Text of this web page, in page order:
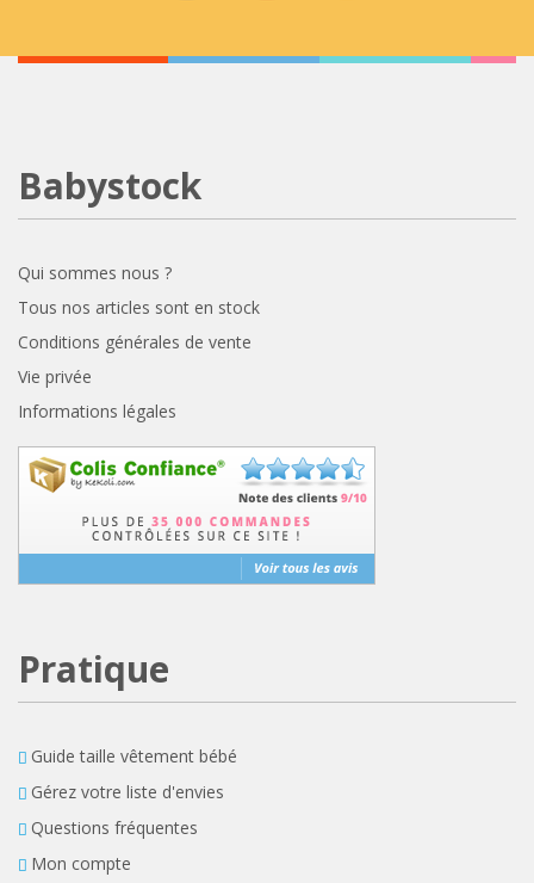
Babystock
Qui sommes nous ?
Tous nos articles sont en stock
Conditions générales de vente
Vie privée
Informations légales
Pratique
Guide taille vêtement bébé
Gérez votre liste d'envies
Questions fréquentes
Mon compte